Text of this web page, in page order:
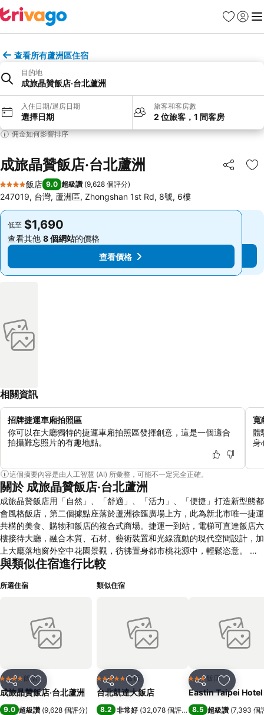
我的最愛
登入 選
查看所有蘆洲區住宿
目的地
成旅晶贊飯店‧台北蘆洲
入住日期/退房日期
選擇日期
旅客和客房數
2 位旅客，1 間客房
佣金如何影響排序
成旅晶贊飯店‧台北蘆洲 分享
加
4 星級
飯店 9.0 超級讚 (9,628 個評分)
247019, 台灣, 蘆洲區, Zhongshan 1st Rd, 8號, 6樓
低至 $1,690
查看其他 8 個網站的價格
查看價格
低至 $1,690
查看其他 8 個網站的價格
查看價格
相關資訊
招牌捷運車廂拍照區
你可以在大廳獨特的捷運車廂拍照區發揮創意，這是一個適合
拍攝難忘照片的有趣地點。
寬
體
身
這個摘要內容是由人工智慧 (AI) 所彙整，可能不一定完全正確。
關於 成旅晶贊飯店‧台北蘆洲
成旅晶贊飯店用「自然」、「舒適」、「活力」、「便捷」打造新型態都
會風格飯店，第二個據點座落於蘆洲徐匯廣場上方，此為新北市唯一捷運
共構的美食、購物和飯店的複合式商場。捷運一到站，電梯可直達飯店六
樓接待大廳，融合木質、石材、藝術裝置和光線流動的現代空間設計，加
上大廳落地窗外空中花園景觀，彷彿置身都市桃花源中，輕鬆恣意。 成
旅晶贊飯店規劃有140間晶贊客房、柏克菲餐廳、貴賓廂房、三河會議中
渡假、會議宴會與美食饗宴，皆能貼心滿足到訪貴賓的多元化需求，享受
與類似住宿進行比較
所選住宿
分享 加入我的最愛
4 星級 飯店
成旅晶贊飯店‧台北蘆洲
9.0 超級讚 (9,628 個評分)
類似住宿
分享 加入我的最愛
5 星級 飯店
台北凱達大飯店
8.2 非常好 (32,078 個評分 )
分享 加入我的
3 星級飯店
Eastin Taipei Hotel
8.5 超級讚 (7,393 個